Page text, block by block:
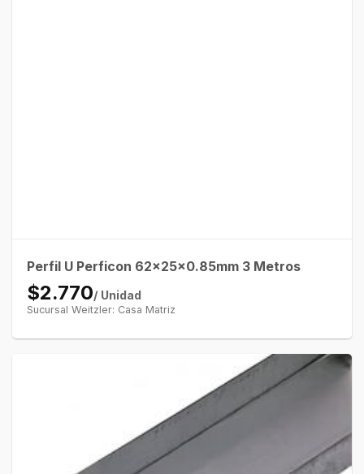
Perfil U Perficon 62x25x0.85mm 3 Metros
$2.770/ Unidad
Sucursal Weitzler: Casa Matriz